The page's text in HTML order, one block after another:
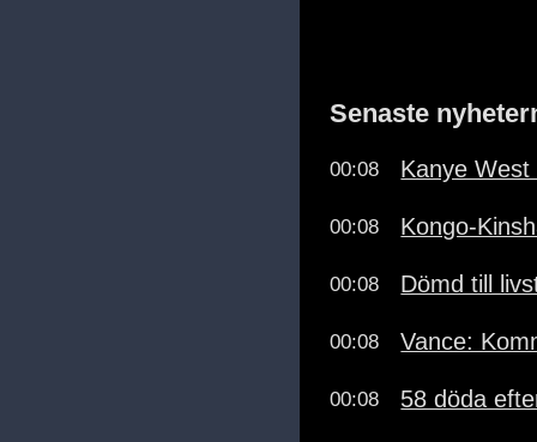
Senaste
00:08 Kanye
00:08 Kongo-
00:08 Dömd till
00:08 Vance:
00:08 58 döda